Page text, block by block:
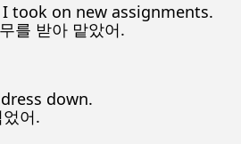
took on new assignments.
를 받아 맡았어.
down.
어.